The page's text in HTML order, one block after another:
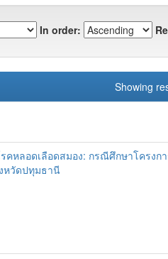
In order:
Showing
หลอดเลือดสมอง: กรณีศึกษาโครงก
หวัดปทุมธานี